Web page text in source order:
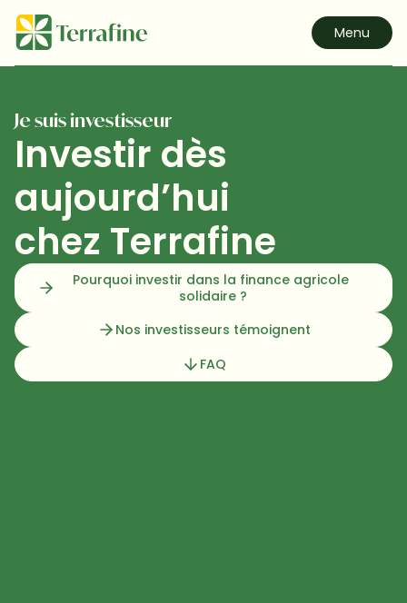
Menu
Je suis investisseur
Investir dès
aujourd’hui
chez Terrafine
Pourquoi investir dans la finance agricole
solidaire ?
Nos investisseurs témoignent
FAQ